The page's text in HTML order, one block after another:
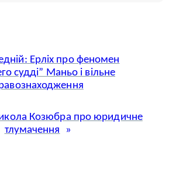
Ерліх про феномен
судді” Маньо і вільне
Козюбра про юридичне
тлумачення